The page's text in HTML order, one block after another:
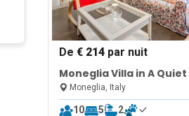
De€ 214 par nuit
Moneglia Villa in A Quiet
Moneglia, Italy
10 5 2